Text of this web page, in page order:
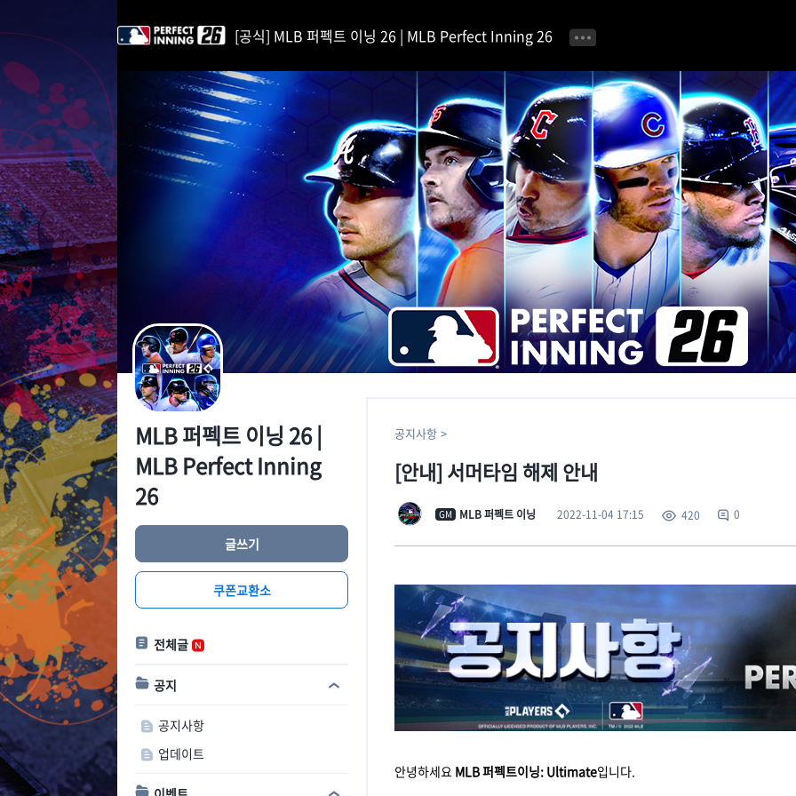
o
C
o
n
t
e
n
t
[공식] MLB 퍼펙트 이닝 26 | MLB Perfect Inning 26
공지사항 이벤트 안내 자유 게시판 가이드
MLB 퍼펙트 이닝 26 |
MLB Perfect Inning
26
글쓰기
쿠폰교환소
전체글
공지
공지사항
업데이트
공지사항
[안내] 서머타임 해제 안내
GM MLB 퍼펙트 이닝 2022-11-04 17:15 420 0
안녕하세요 MLB 퍼펙트이닝: Ultimate입니다.